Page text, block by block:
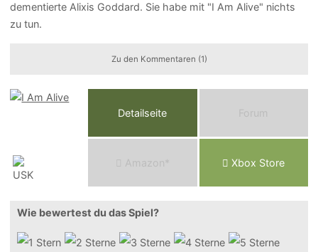
dementierte Alixis Goddard. Sie habe mit "I Am Alive" nichts
zu tun.
Zu den Kommentaren (1)
Detailseite Forum
Ama o n* Xbox Store
Wie bewertest du das Spiel?